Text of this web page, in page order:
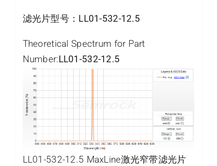
滤光片型号： LL01-532-12.5
Theoretical Spectrum for Part
Number:LL01-532-12.5
LL01-532-12.5 MaxLine激光窄带滤光片